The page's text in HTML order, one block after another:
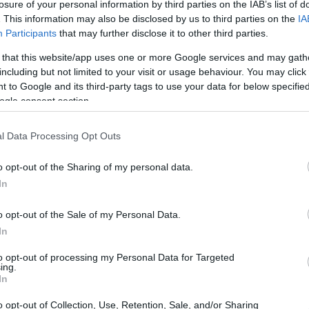
of your personal information by third parties on the IAB’s list of
This information may also be disclosed by us to third parties on the
Participants that may further disclose it to other third parties.
that this website/app uses one or more Google services and may
but not limited to your visit or usage behaviour. You may
to Google and its third-party tags to use your data for below
consent section.
Data Processing Opt Outs
opt-out of the Sharing of my personal data.
opt-out of the Sale of my Personal Data.
opt-out of processing my Personal Data for Targeted
opt-out of Collection, Use, Retention, Sale, and/or Sharing
opportunità
Ronaldo, Lionel Messi e Neymar, è
avuto sul mondo del calcio. Questi atleti hanno
cruciale della loro carriera. Con l’avvicinarsi della
future potrebbero ridefinire non solo il loro destino,
in Arabia Saudita
l’Europa per unirsi all’Al Nassr in Arabia
economica senza precedenti, ha sollevato
scadenza la prossima estate, si parla di un
saudita. Nonostante il livello di competizione
continua a dimostrare il suo valore,